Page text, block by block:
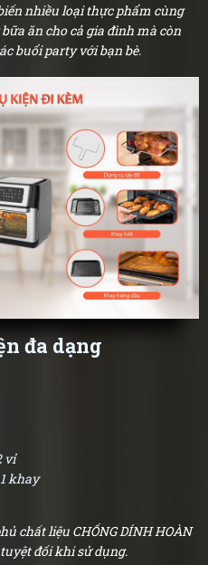
nhiều loại thực phẩm cùng
ăn cho cả gia đình mà còn
buổi party với bạn bè.
đa dạng
vỉ
khay
chất liệu CHỐNG DÍNH HOÀN
đối khi sử dụng.